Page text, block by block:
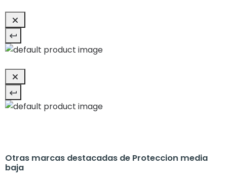
Otras marcas destacadas de Proteccion media
baja